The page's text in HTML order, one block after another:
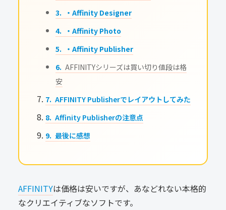
・Affinity Designer
・Affinity Photo
・Affinity Publisher
AFFINITYシリーズは買い切り値段は格
安
AFFINITY Publisherでレイアウトしてみた
Affinity Publisherの注意点
最後に感想
AFFINITYは価格は安いですが、あなどれない本格的
なクリエイティブなソフトです。